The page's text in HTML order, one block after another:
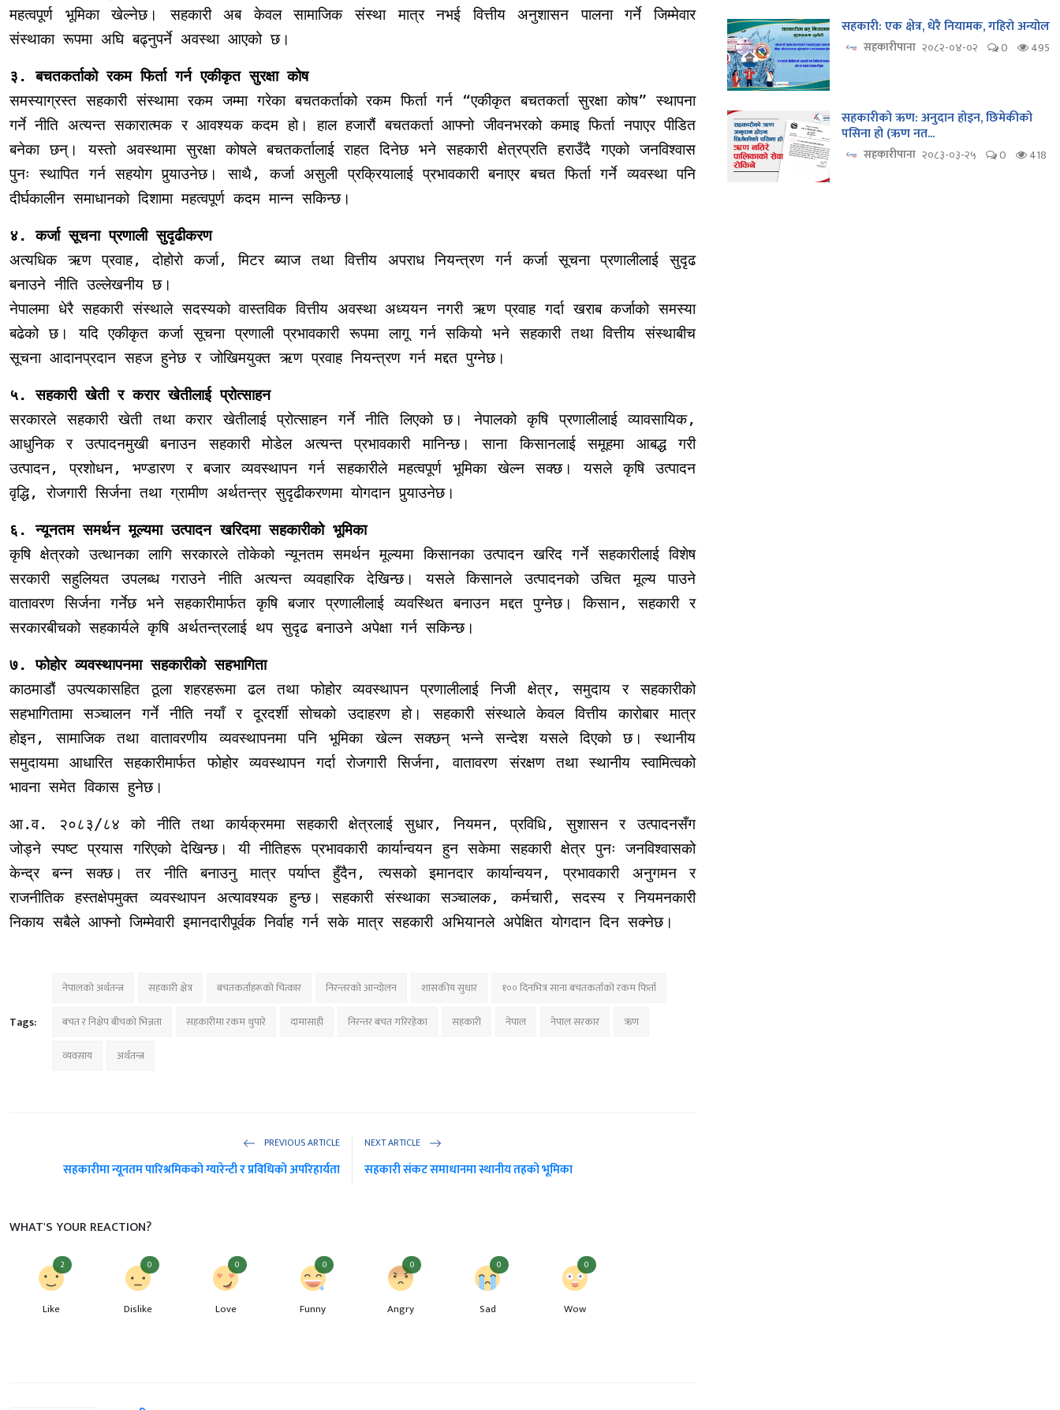
महत्वपूर्ण भूमिका खेल्नेछ। सहकारी अब केवल सामाजिक संस्था मात्र नभई वित्तीय अनुशासन पालना गर्ने जिम्मेवार
संस्थाका रूपमा अघि बढ्नुपर्ने अवस्था आएको छ।
३. बचतकर्ताको रकम फिर्ता गर्न एकीकृत सुरक्षा कोष
समस्याग्रस्त सहकारी संस्थामा रकम जम्मा गरेका बचतकर्ताको रकम फिर्ता गर्न “एकीकृत बचतकर्ता सुरक्षा कोष” स्थापना
गर्ने नीति अत्यन्त सकारात्मक र आवश्यक कदम हो।हाल हजारौं बचतकर्ता आफ्नो जीवनभरको कमाइ फिर्ता नपाएर पीडित
बनेका छन्। यस्तो अवस्थामा सुरक्षा कोषले बचतकर्तालाई राहत दिनेछ भने सहकारी क्षेत्रप्रति हराउँदै गएको जनविश्वास
पुनः स्थापित गर्न सहयोग पुर्‍याउनेछ। साथै, कर्जा असुली प्रक्रियालाई प्रभावकारी बनाएर बचत फिर्ता गर्ने व्यवस्था पनि
दीर्घकालीन समाधानको दिशामा महत्वपूर्ण कदम मान्न सकिन्छ।
४. कर्जा सूचना प्रणाली सुदृढीकरण
अत्यधिक ऋण प्रवाह, दोहोरो कर्जा, मिटर ब्याज तथा वित्तीय अपराध नियन्त्रण गर्न कर्जा सूचना प्रणालीलाई सुदृढ
बनाउने नीति उल्लेखनीय छ।
नेपालमा धेरै सहकारी संस्थाले सदस्यको वास्तविक वित्तीय अवस्था अध्ययन नगरी ऋण प्रवाह गर्दा खराब कर्जाको समस्या
बढेको छ। यदि एकीकृत कर्जा सूचना प्रणाली प्रभावकारी रूपमा लागू गर्न सकियो भने सहकारी तथा वित्तीय संस्थाबीच
सूचना आदानप्रदान सहज हुनेछ र जोखिमयुक्त ऋण प्रवाह नियन्त्रण गर्न मद्दत पुग्नेछ।
५. सहकारी खेती र करार खेतीलाई प्रोत्साहन
सरकारले सहकारी खेती तथा करार खेतीलाई प्रोत्साहन गर्ने नीति लिएको छ। नेपालको कृषि प्रणालीलाई व्यावसायिक,
आधुनिक र उत्पादनमुखी बनाउन सहकारी मोडेल अत्यन्त प्रभावकारी मानिन्छ।साना किसानलाई समूहमा आबद्ध गरी
उत्पादन, प्रशोधन, भण्डारण र बजार व्यवस्थापन गर्न सहकारीले महत्वपूर्ण भूमिका खेल्न सक्छ। यसले कृषि उत्पादन
वृद्धि, रोजगारी सिर्जना तथा ग्रामीण अर्थतन्त्र सुदृढीकरणमा योगदान पुर्‍याउनेछ।
६. न्यूनतम समर्थन मूल्यमा उत्पादन खरिदमा सहकारीको भूमिका
कृषि क्षेत्रको उत्थानका लागि सरकारले तोकेको न्यूनतम समर्थन मूल्यमा किसानका उत्पादन खरिद गर्ने सहकारीलाई विशेष
सरकारी सहुलियत उपलब्ध गराउने नीति अत्यन्त व्यवहारिक देखिन्छ।यसले किसानले उत्पादनको उचित मूल्य पाउने
वातावरण सिर्जना गर्नेछ भने सहकारीमार्फत कृषि बजार प्रणालीलाई व्यवस्थित बनाउन मद्दत पुग्नेछ। किसान, सहकारी र
सरकारबीचको सहकार्यले कृषि अर्थतन्त्रलाई थप सुदृढ बनाउने अपेक्षा गर्न सकिन्छ।
७. फोहोर व्यवस्थापनमा सहकारीको सहभागिता
काठमाडौं उपत्यकासहित ठूला शहरहरूमा ढल तथा फोहोर व्यवस्थापन प्रणालीलाई निजी क्षेत्र, समुदाय र सहकारीको
सहभागितामा सञ्चालन गर्ने नीति नयाँ र दूरदर्शी सोचको उदाहरण हो।सहकारी संस्थाले केवल वित्तीय कारोबार मात्र
होइन, सामाजिक तथा वातावरणीय व्यवस्थापनमा पनि भूमिका खेल्न सक्छन् भन्ने सन्देश यसले दिएको छ। स्थानीय
समुदायमा आधारित सहकारीमार्फत फोहोर व्यवस्थापन गर्दा रोजगारी सिर्जना, वातावरण संरक्षण तथा स्थानीय स्वामित्वको
भावना समेत विकास हुनेछ।
आ.व. २०८३/८४ को नीति तथा कार्यक्रममा सहकारी क्षेत्रलाई सुधार, नियमन, प्रविधि, सुशासन र उत्पादनसँग
जोड्ने स्पष्ट प्रयास गरिएको देखिन्छ। यी नीतिहरू प्रभावकारी कार्यान्वयन हुन सकेमा सहकारी क्षेत्र पुनः जनविश्वासको
केन्द्र बन्न सक्छ।तर नीति बनाउनु मात्र पर्याप्त हुँदैन, त्यसको इमानदार कार्यान्वयन, प्रभावकारी अनुगमन र
राजनीतिक हस्तक्षेपमुक्त व्यवस्थापन अत्यावश्यक हुन्छ। सहकारी संस्थाका सञ्चालक, कर्मचारी, सदस्य र नियमनकारी
निकाय सबैले आफ्नो जिम्मेवारी इमानदारीपूर्वक निर्वाह गर्न सके मात्र सहकारी अभियानले अपेक्षित योगदान दिन सक्नेछ।
Tags:
नेपालको अर्थतन्त्र सहकारी क्षेत्र बचतकर्ताहरूको चित्कार निरन्तरको आन्दोलन शासकीय सुधार
१०० दिनभित्र साना बचतकर्ताको रकम फिर्ता
बचत र निक्षेप बीचको भिन्नता
सहकारीमा रकम थुपारे दामासाही निरन्तर बचत गरिरहेका सहकारी नेपाल नेपाल सरकार
ऋण
व्यवसाय
अर्थतन्त्र
PREVIOUS ARTICLE
सहकारीमा न्यूनतम पारिश्रमिकको ग्यारेन्टी र प्रविधिको अपरिहार्यता
NEXT ARTICLE
सहकारी संकट समाधानमा स्थानीय तहको भूमिका
WHAT'S YOUR REACTION?
2
Like
0
Dislike
0
Love
0
Funny
0
Angry
0
Sad
0
Wow
सहकारी: एक क्षेत्र, धेरै नियामक, गहिरो अन्योल
सहकारीपाना २०८२-०४-०२ 0 495
सहकारीको ऋण: अनुदान होइन, छिमेकीको
पसिना हो (ऋण नत...
सहकारीपाना २०८३-०३-२५ 0 418